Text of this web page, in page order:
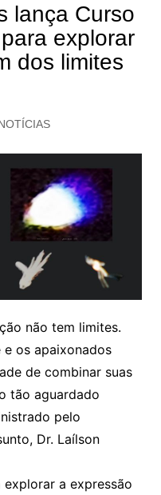
lança Curso
explorar
dos limites
não tem limites.
os apaixonados
de combinar suas
tão aguardado
pelo
Dr. Laílson
a expressão